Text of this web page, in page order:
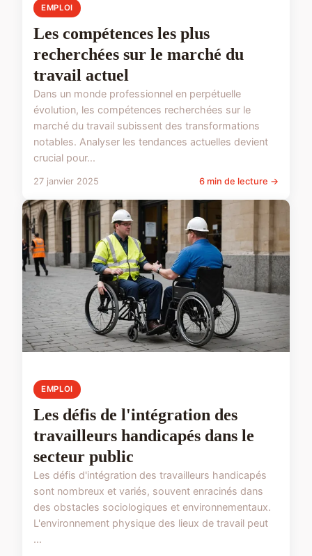
EMPLOI
Les compétences les plus
recherchées sur le marché du
travail actuel
Dans un monde professionnel en perpétuelle
évolution, les compétences recherchées sur le
marché du travail subissent des transformations
notables. Analyser les tendances actuelles devient
crucial pour...
27 janvier 2025 6 min de lecture →
EMPLOI
Les défis de l'intégration des
travailleurs handicapés dans le
secteur public
Les défis d'intégration des travailleurs handicapés
sont nombreux et variés, souvent enracinés dans
des obstacles sociologiques et environnementaux.
L'environnement physique des lieux de travail peut
...